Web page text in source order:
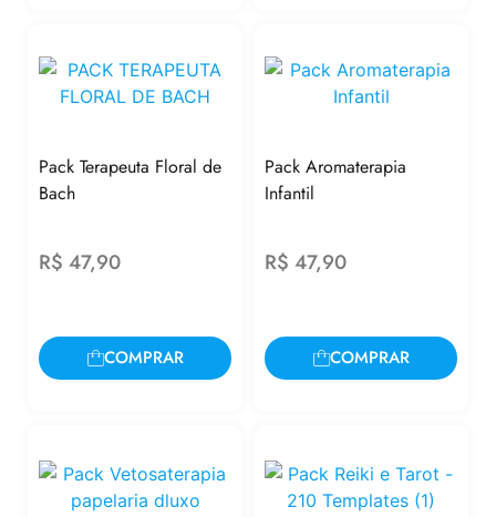
Pack Terapeuta Floral de
Bach
R$ 47,90
COMPRAR
Pack Aromaterapia
Infantil
R$ 47,90
COMPRAR